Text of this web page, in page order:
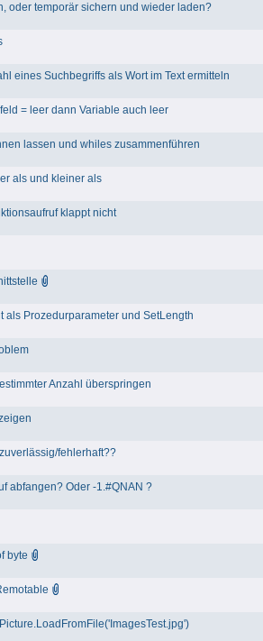
oder temporär sichern und wieder laden?
eines Suchbegriffs als Wort im Text ermitteln
= leer dann Variable auch leer
lassen und whiles zusammenführen
als und kleiner als
klappt nicht
als Prozedurparameter und SetLength
Anzahl überspringen
fehlerhaft??
abfangen? Oder -1.#QNAN ?
byte